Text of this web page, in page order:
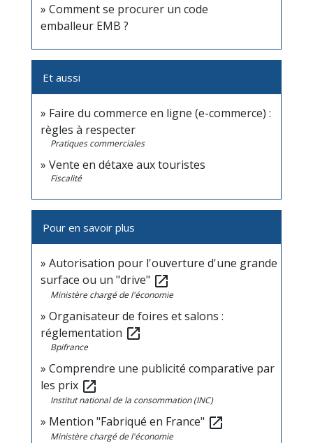
Comment se procurer un code
emballeur EMB ?
Et aussi
Faire du commerce en ligne (e-commerce) :
règles à respecter
Pratiques commerciales
Vente en détaxe aux touristes
Fiscalité
Pour en savoir plus
Autorisation pour l'ouverture d'une grande
surface ou un "drive" open_in_new
Ministère chargé de l'économie
Organisateur de foires et salons :
réglementation open_in_new
Bpifrance
Comprendre une publicité comparative par
les prix open_in_new
Institut national de la consommation (INC)
Mention "Fabriqué en France" open_in_new
Ministère chargé de l'économie